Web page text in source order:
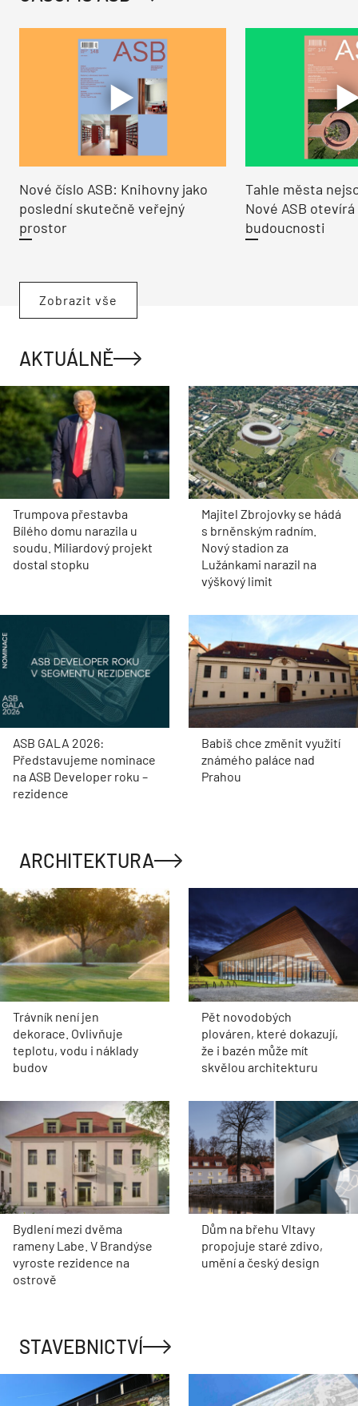
Nové číslo ASB: Knihovny jako
poslední skutečně veřejný
prostor
Tahle města
Nové ASB
budoucnosti
Zobrazit vše
AKTUÁLNĚ
Trumpova přestavba
Bílého domu narazila u
soudu. Miliardový projekt
dostal stopku
Majitel Zbrojovky se hádá
s brněnským radním.
Nový stadion za
Lužánkami narazil na
výškový limit
ASB GALA 2026:
Představujeme nominace
na ASB Developer roku –
rezidence
Babiš chce změnit využití
známého paláce nad
Prahou
ARCHITEKTURA
Trávník není jen
dekorace. Ovlivňuje
teplotu, vodu i náklady
budov
Pět novodobých
plováren, které dokazují,
že i bazén může mít
skvělou architekturu
Bydlení mezi dvěma
rameny Labe. V Brandýse
vyroste rezidence na
ostrově
Dům na břehu Vltavy
propojuje staré zdivo,
umění a český design
STAVEBNICTVÍ